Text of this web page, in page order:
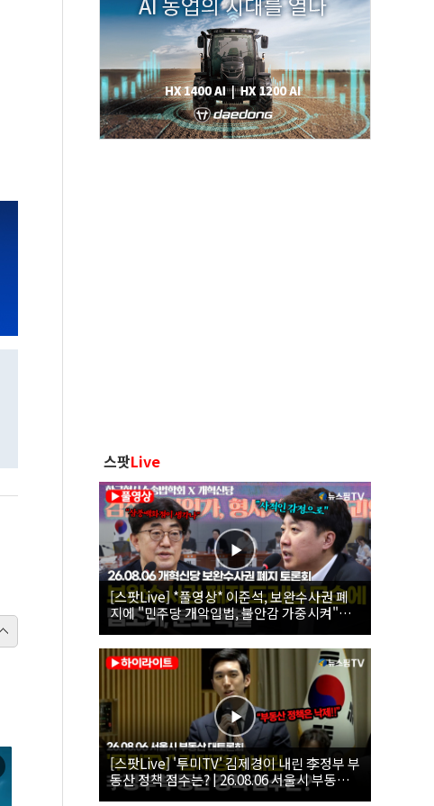
스팟Live
[스팟Live] *풀영상* 이준석, 보완수사권 폐
지에 "민주당 개악입법, 불안감 가중시켜"｜
26.08.06 개혁신당 보완수사권 폐지 토론회
[스팟Live] '투미TV' 김제경이 내린 李정부 부
동산 정책 점수는? | 26.08.06 서울시 부동산
대토론회